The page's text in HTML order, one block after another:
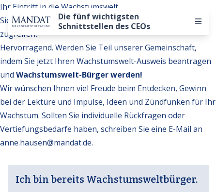
Die fünf wichtigsten
Schnittstellen des CEOs
Ihr Eintritt in die Wachstumswelt
Sie möchten auf weitere Inhalte der Wachstumswelt
zugreifen?
Hervorragend. Werden Sie Teil unserer Gemeinschaft,
indem Sie jetzt Ihren Wachstumswelt-Ausweis beantragen
und Wachstumswelt-Bürger werden!
Wir wünschen Ihnen viel Freude beim Entdecken, Gewinn
bei der Lektüre und Impulse, Ideen und Zündfunken für Ihr
Wachstum. Sollten Sie individuelle Rückfragen oder
Vertiefungsbedarfe haben, schreiben Sie eine E-Mail an
anne.hausen@mandat.de.
Ich bin bereits Wachstumsweltbürger.